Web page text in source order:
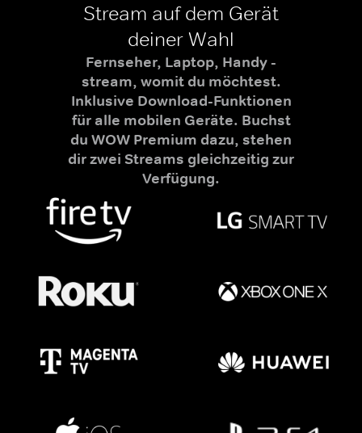
Stream auf dem Gerät
deiner Wahl
Fernseher, Laptop, Handy -
stream, womit du möchtest.
Inklusive Download-Funktionen
für alle mobilen Geräte. Buchst
du WOW Premium dazu, stehen
dir zwei Streams gleichzeitig zur
Verfügung.